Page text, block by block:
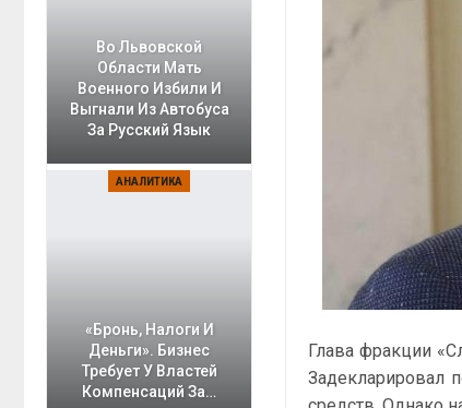
Глава фракции
Задекларировал
Во Львовской
Области Мать
Военного Избили И
Выгнали Из Автобуса
За Русский Язык
АНАЛИТИКА
«Бронь, Налоги И
Деньги». Бизнес
Требует У Властей
Компенсаций За…